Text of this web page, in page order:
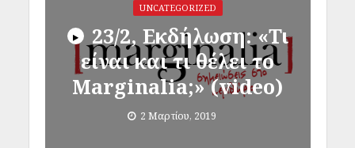
UNCATEGORIZED
23/2, Εκδήλωση: «Τι
είναι και τι θέλει το
Marginalia;» (video)
2 Μαρτίου, 2019